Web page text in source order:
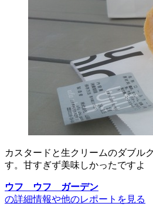
カスタードと生クリームのダブル
す。甘すぎず美味しかったですよ
ウフ ウフ ガーデン
の詳細情報や他のレポートを見る